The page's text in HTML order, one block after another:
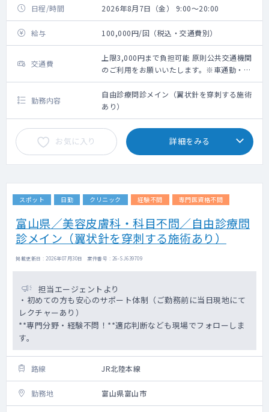
日程/時間 2026年8月7日（金） 9:00～20:00
給与 100,000円/回（税込・交通費別）
交通費
上限3,000円まで負担可能 原則公共交通機関
のご利用をお願いいたします。※車通勤・タ
クシー利用要相談
勤務内容
自由診療問診メイン（翼状針を穿刺する施術
あり）
お気に入り 詳細をみる
スポット 日勤 クリニック 経験不問 専門医資格不問
富山県／美容皮膚科・科目不問／自由診療問
診メイン（翼状針を穿刺する施術あり）
掲載更新日 : 2026年07月30日 案件番号 : 26-SJ639709
担当エージェントより
・初めての方も安心のサポート体制（ご勤務前に当日現地にて
レクチャーあり）
**専門分野・経験不問！**適応判断なども現場でフォローしま
す。
路線 JR北陸本線
勤務地 富山県富山市